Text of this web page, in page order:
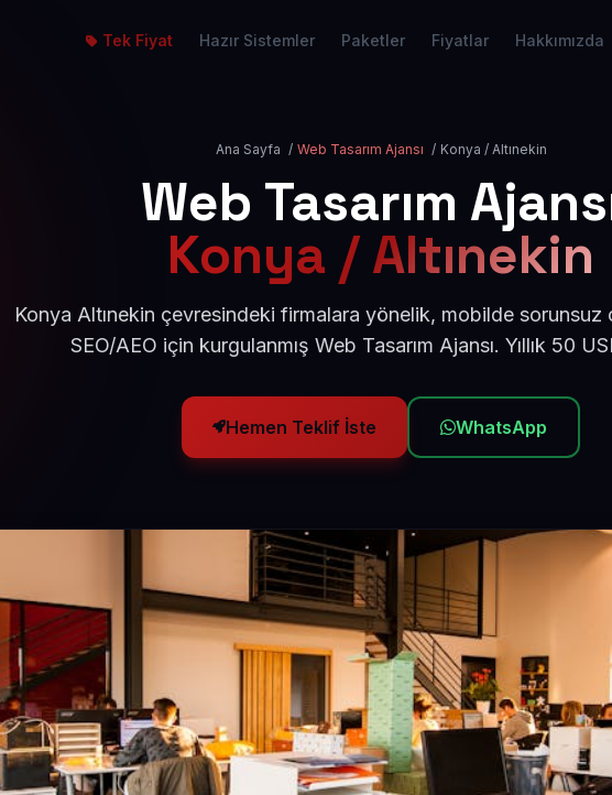
Tek Fiyat Hazır Sistemler Paketler Fiyatlar Hakkımızda
Ana Sayfa / Web Tasarım Ajansı / Konya / Altınekin
Web Tasarım
Konya / Altınekin
Konya Altınekin çevresindeki firmalara yönelik, mobilde sorunsuz
SEO/AEO için kurgulanmış Web Tasarım Ajansı. Yıllık 50
Hemen Teklif İste WhatsApp